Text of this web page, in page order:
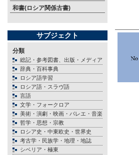
和書(ロシア関係古書)
サブジェクト
分類
総記・参考図書、出版・メディア
辞典・百科事典
ロシア語学習
ロシア語・スラヴ語
言語
文学・フォークロア
美術・演劇・映画・バレエ・音楽
哲学・思想・宗教
ロシア史・中東欧史・世界史
考古学・民族学・地理・地誌
シベリア・極東